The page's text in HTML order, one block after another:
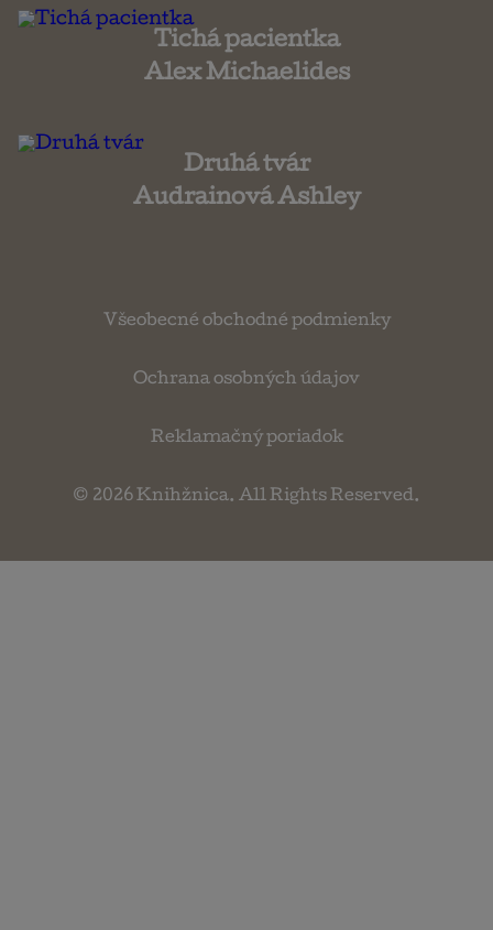
Tichá pacientka
Alex Michaelides
Druhá tvár
Audrainová Ashley
Všeobecné obchodné podmienky
Ochrana osobných údajov
Reklamačný poriadok
© 2026 Knihžnica. All Rights Reserved.